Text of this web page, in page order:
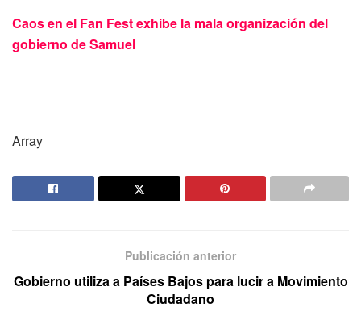
Caos en el Fan Fest exhibe la mala organización del
gobierno de Samuel
Array
Publicación anterior
Gobierno utiliza a Países Bajos para lucir a Movimiento
Ciudadano